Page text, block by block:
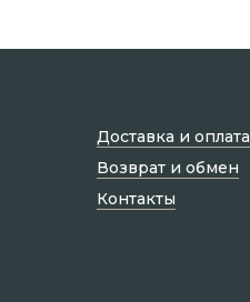
Доставка и оплата
Возврат и обмен
Контакты